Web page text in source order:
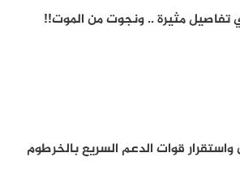
تفاصيل مثيرة .. ونجوت من الموت!!
قوات الدعم السريع بالخرطوم